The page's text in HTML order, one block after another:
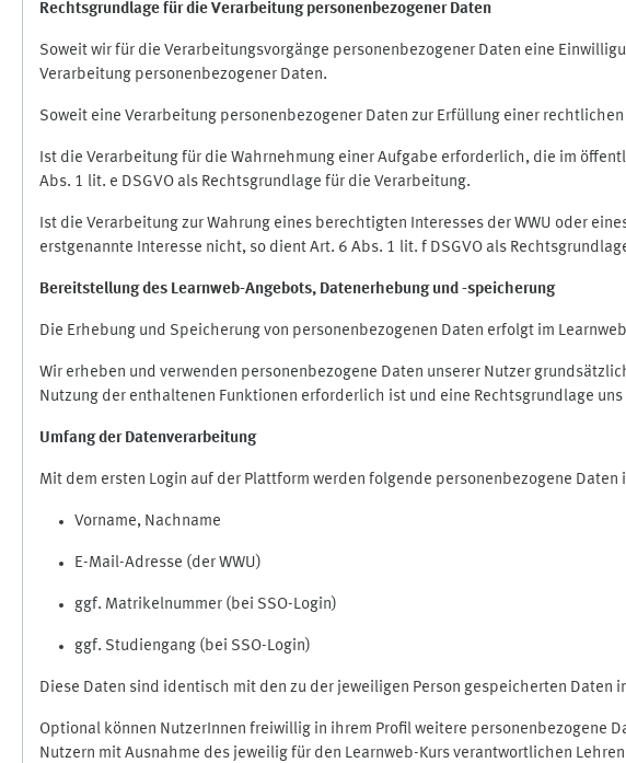
Rechtsgrundlage für die Verarbeitung personenbezogener Daten
Soweit wir für die Verarbeitungsvorgänge personenbezogener Daten eine
Verarbeitung personenbezogener Daten.
Soweit eine Verarbeitung personenbezogener Daten zur Erfüllung einer
Ist die Verarbeitung für die Wahrnehmung einer Aufgabe erforderlich, die im
Abs. 1 lit. e DSGVO als Rechtsgrundlage für die Verarbeitung.
Ist die Verarbeitung zur Wahrung eines berechtigten Interesses der WWU oder
erstgenannte Interesse nicht, so dient Art. 6 Abs. 1 lit. f DSGVO als
Bereitstellung des Learnweb-Angebots, Datenerhebung und -speicherung
Die Erhebung und Speicherung von personenbezogenen Daten erfolgt im
Wir erheben und verwenden personenbezogene Daten unserer Nutzer
Nutzung der enthaltenen Funktionen erforderlich ist und eine Rechtsgrundlage
Umfang der Datenverarbeitung
Mit dem ersten Login auf der Plattform werden folgende personenbezogene Daten
Vorname, Nachname
E-Mail-Adresse (der WWU)
ggf. Matrikelnummer (bei SSO-Login)
ggf. Studiengang (bei SSO-Login)
Diese Daten sind identisch mit den zu der jeweiligen Person gespeicherten
Optional können NutzerInnen freiwillig in ihrem Profil weitere personenbezogene
Nutzern mit Ausnahme des jeweilig für den Learnweb-Kurs verantwortlichen